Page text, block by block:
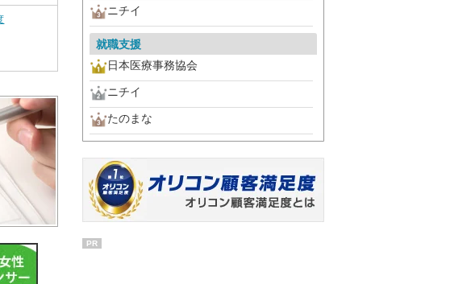
ニチイ
就職支援
日本医療事務協会
ニチイ
たのまな
PR